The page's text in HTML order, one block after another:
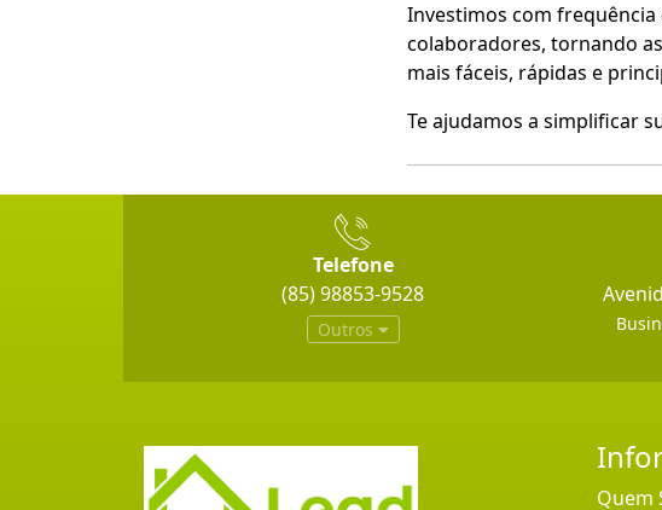
Investimos com
colaboradores, tornando
mais fáceis, rápidas e
Te ajudamos a simplificar
Telefone
(85) 98853-9528
Outros
Quem